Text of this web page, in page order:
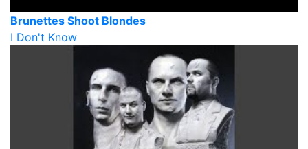
Brunettes Shoot Blondes
I Don't Know